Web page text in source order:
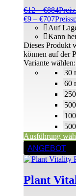
€12 –€884
€9 – €707
30
60
Auf
Kann
Variante wählen:
Ausführung
Dieses Produkt
können auf der
ANGEBOT
Plant